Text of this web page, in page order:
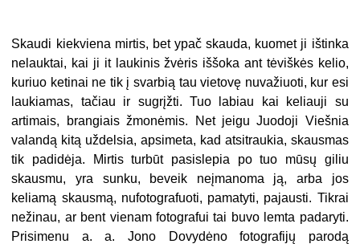
Skaudi kiekviena mirtis, bet ypač skauda, kuomet ji ištinka
nelauktai, kai ji it laukinis žvėris iššoka ant tėviškės kelio,
kuriuo ketinai ne tik į svarbią tau vietovę nuvažiuoti, kur esi
laukiamas, tačiau ir sugrįžti. Tuo labiau kai keliauji su
artimais, brangiais žmonėmis. Net jeigu Juodoji Viešnia
valandą kitą uždelsia, apsimeta, kad atsitraukia, skausmas
tik padidėja. Mirtis turbūt pasislepia po tuo mūsų giliu
skausmu, yra sunku, beveik neįmanoma ją, arba jos
keliamą skausmą, nufotografuoti, pamatyti, pajausti. Tikrai
nežinau, ar bent vienam fotografui tai buvo lemta padaryti.
Prisimenu a. a. Jono Dovydėno fotografijų parodą